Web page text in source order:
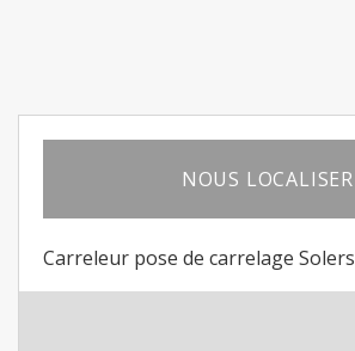
NOUS LOCALISER
Carreleur pose de carrelage Solers